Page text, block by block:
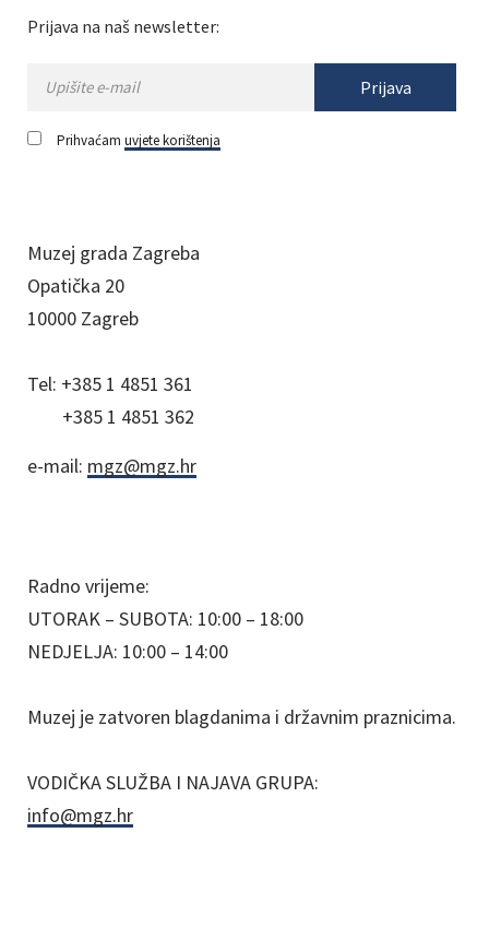
Prijava na naš newsletter:
Prijava
Prihvaćam uvjete korištenja
Muzej grada Zagreba
Opatička 20
10000 Zagreb
Tel: +385 1 4851 361
+385 1 4851 362
e-mail: mgz@mgz.hr
Radno vrijeme:
UTORAK – SUBOTA: 10:00 – 18:00
NEDJELJA: 10:00 – 14:00
Muzej je zatvoren blagdanima i državnim praznicima.
VODIČKA SLUŽBA I NAJAVA GRUPA:
info@mgz.hr